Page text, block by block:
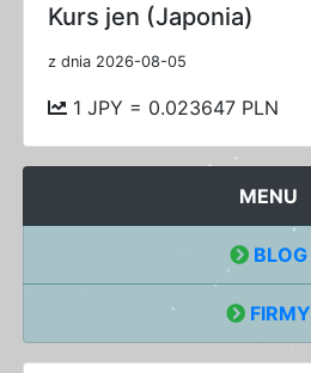
Kurs jen (Japonia)
z dnia 2026-08-05
1 JPY = 0.023647 PLN
MENU
BLOG
FIRMY